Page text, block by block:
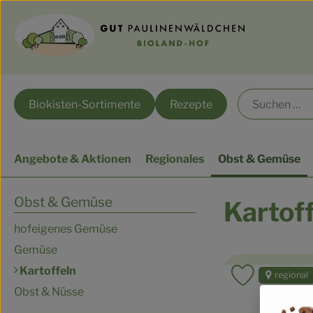
Biokisten-Sortimente Rezepte
Angebote & Aktionen Regionales Obst & Gemüse
Obst & Gemüse
hofeigenes Gemüse
Gemüse
Kartoffeln
Obst & Nüsse
regional
Produkt